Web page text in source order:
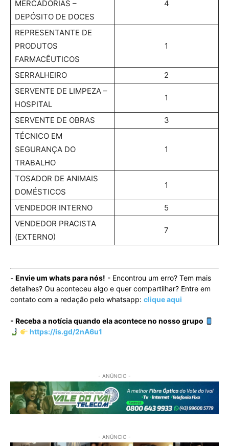
MERCADORIAS –
DEPÓSITO DE DOCES
4
REPRESENTANTE DE
PRODUTOS
FARMACÊUTICOS
1
SERRALHEIRO
2
SERVENTE DE LIMPEZA –
HOSPITAL
1
SERVENTE DE OBRAS
3
TÉCNICO EM
SEGURANÇA DO
TRABALHO
1
TOSADOR DE ANIMAIS
DOMÉSTICOS
1
VENDEDOR INTERNO
5
VENDEDOR PRACISTA
(EXTERNO)
7
- Envie um whats para nós! - Encontrou um erro? Tem mais
detalhes? Ou aconteceu algo e quer compartilhar? Entre em
contato com a redação pelo whatsapp: clique aqui
- Receba a notícia quando ela acontece no nosso grupo
https://is.gd/2nA6u1
- ANÚNCIO -
- ANÚNCIO -